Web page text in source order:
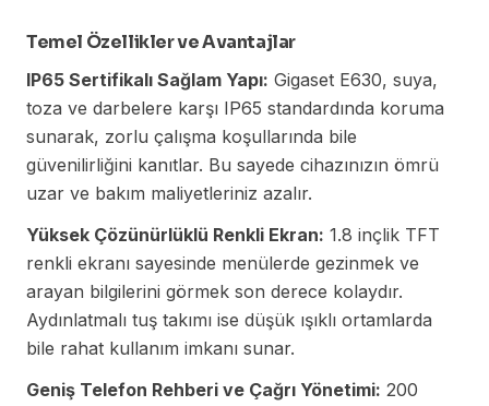
Temel Özellikler ve Avantajlar
IP65 Sertifikalı Sağlam Yapı: Gigaset E630, suya,
toza ve darbelere karşı IP65 standardında koruma
sunarak, zorlu çalışma koşullarında bile
güvenilirliğini kanıtlar. Bu sayede cihazınızın ömrü
uzar ve bakım maliyetleriniz azalır.
Yüksek Çözünürlüklü Renkli Ekran: 1.8 inçlik TFT
renkli ekranı sayesinde menülerde gezinmek ve
arayan bilgilerini görmek son derece kolaydır.
Aydınlatmalı tuş takımı ise düşük ışıklı ortamlarda
bile rahat kullanım imkanı sunar.
Geniş Telefon Rehberi ve Çağrı Yönetimi: 200